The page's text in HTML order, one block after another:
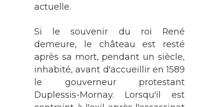
actuelle.
Si le souvenir du roi René
demeure, le château est resté
après sa mort, pendant un siècle,
inhabité, avant d'accueillir en 1589
le gouverneur protestant
Duplessis-Mornay. Lorsqu'il est